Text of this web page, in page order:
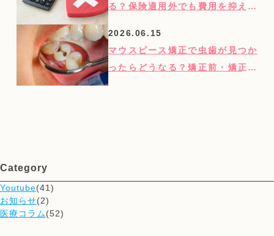
る？保険適用外でも費用を抑える
2026.06.15
マウスピース矯正で虫歯が見つか
ったらどうなる？矯正前・矯正後
別に対処法を解説
Category
Youtube(41)
お知らせ(2)
医療コラム(52)